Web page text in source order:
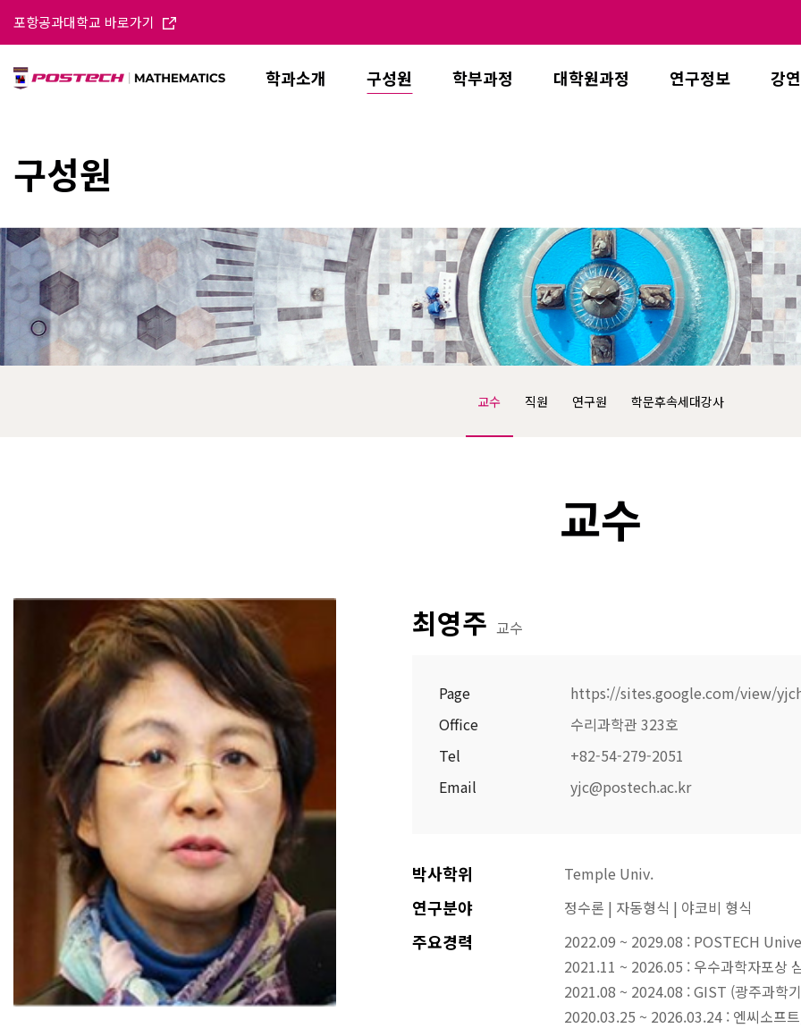
포항공과대학교 바로가기
학과소개 구성원 학부과정 대학원과정 연구정보 강
구성원
교수 직원 연구원 학문후속세대강사
교수
최영주 교수
Page
https://sites.google.com/view/
Office
수리과학관 323호
Tel
+82-54-279-2051
Email
yjc@postech.ac.kr
박사학위 ​Temple Univ.
연구분야 정수론 | 자동형식 | 야코비 형식
주요경력
2022.09 ~ 2029.08 : POSTECH
2021.11 ~ 2026.05 : 우수과학자포상
2021.08 ~ 2024.08 : GIST (광주과학
2020.03.25 ~ 2026.03.24 : 엔씨소프